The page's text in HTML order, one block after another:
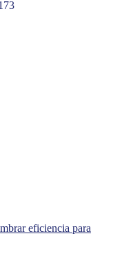
eficiencia para